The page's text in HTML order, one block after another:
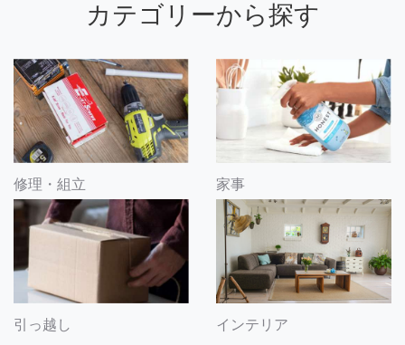
カテゴリーから探す
修理・組立 家事
引っ越し インテリア